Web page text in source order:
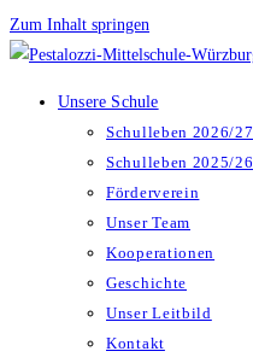
Zum Inhalt springen
Unsere Schule
Schulleben 2026/27
Schulleben 2025/26
Förderverein
Unser Team
Kooperationen
Geschichte
Unser Leitbild
Kontakt